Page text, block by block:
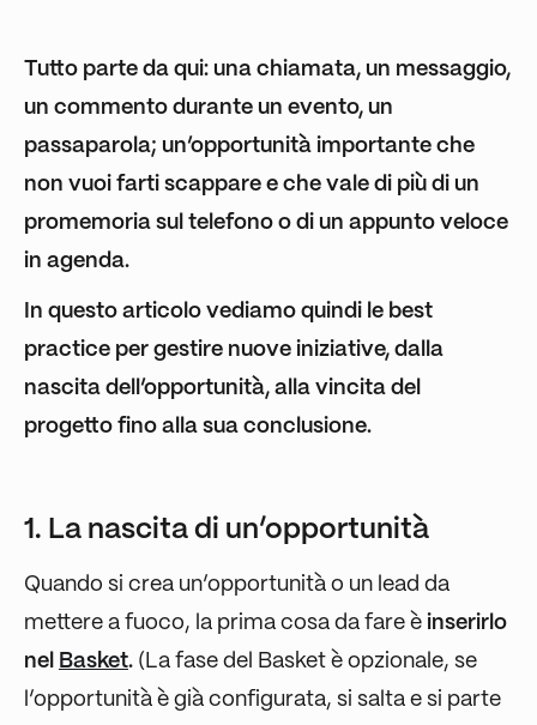
Tutto parte da qui: una chiamata, un messaggio,
un commento durante un evento, un
passaparola; un’opportunità importante che
non vuoi farti scappare e che vale di più di un
promemoria sul telefono o di un appunto veloce
in agenda.
In questo articolo vediamo quindi le best
practice per gestire nuove iniziative, dalla
nascita dell’opportunità, alla vincita del
progetto fino alla sua conclusione.
1. La nascita di un’opportunità
Quando si crea un’opportunità o un lead da
mettere a fuoco, la prima cosa da fare è inserirlo
nel
Basket. (La fase del Basket è opzionale, se
l’opportunità è già configurata, si salta e si parte